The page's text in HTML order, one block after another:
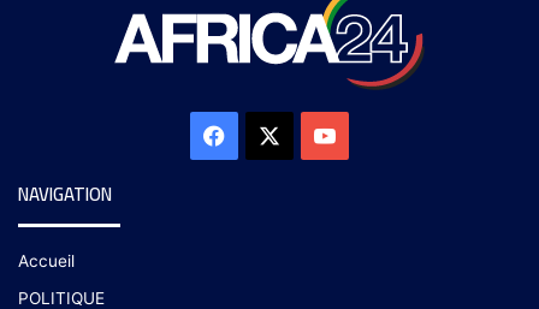
NAVIGATION
Accueil
POLITIQUE